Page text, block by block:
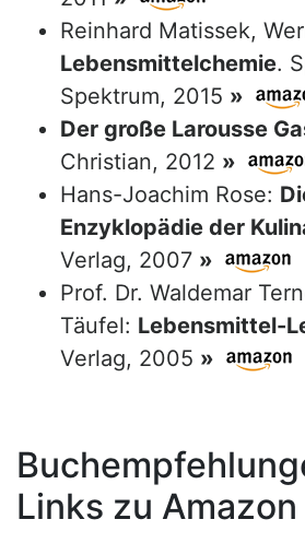
Reinhard Matissek,
Lebensmittelchemie.
Spektrum, 2015 »
Der große Larousse
Christian, 2012 »
Hans-Joachim Rose:
Enzyklopädie der
Verlag, 2007 »
Prof. Dr. Waldemar
Täufel: Lebensmittel-
Verlag, 2005 »
Links zu Amazon